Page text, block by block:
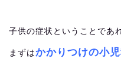
子供の症状ということであ
まずはかかりつけの小